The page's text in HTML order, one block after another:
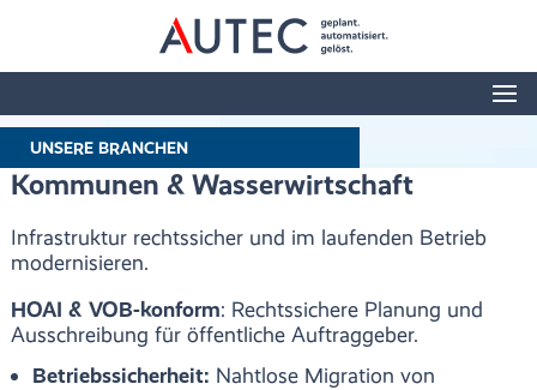
UNSERE BRANCHEN
Kommunen & Wasserwirtschaft
Infrastruktur rechtssicher und im laufenden Betrieb
modernisieren.
HOAI & VOB-konform: Rechtssichere Planung und
Ausschreibung für öffentliche Auftraggeber.
Betriebssicherheit: Nahtlose Migration von